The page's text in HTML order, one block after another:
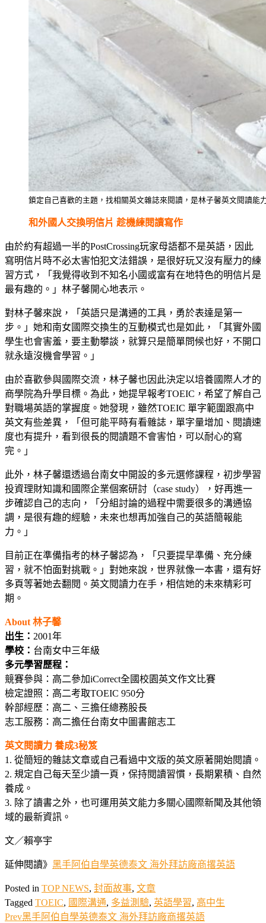
鎖定自己喜歡的主題，找相關英文雜誌來閱讀，是林子馨英文閱讀能
和外國人交換明信片 趁機練閱讀寫作
由於約有超過一半的PostCrossing玩家母語都不是英語，因此
寫明信片時不必太害怕犯文法錯誤，是很好玩又沒有壓力的練
習方式，「我覺得收到不知名小國或富有在地特色的明信片是
最有趣的。」林子馨開心地表示。
對林子馨來說，「英語只是溝通的工具，勇於表達是第一
步。」她和南女國際交換生的互動模式也是如此，「其實外國
學生也會害羞，要主動攀談，就算只是簡單問候也好，不開口
就永遠沒機會學習。」
由於喜歡參與國際交流，林子馨也因此決定以培養國際人才的
商學院為升學目標。為此，她提早報考TOEIC，希望了解自己
對職場英語的掌握度。她發現，雖然TOEIC 單字範圍跟高中
英文有些差異，「但可能平時有看雜誌，單字量增加、閱讀速
度也有提升，看到很長的閱讀題不會害怕，可以耐心的寫
完。」
此外，林子馨還透過台南女中開設的多元選修課程，初步學習
投資理財知識和國際企業個案研討（case study），好再進一
步確認自己的志向，「分組討論的過程中需要很多的溝通協
調，是很有趣的經驗，未來也想再加強自己的英語簡報能
力。」
目前正在準備指考的林子馨認為，「只要提早準備、充分練
習，就不怕面對挑戰。」對她來說，世界就像一本書，還有好
多頁等著她去翻閱。英文閱讀力在手，相信她的未來精彩可
期。
About 林子馨
出生： 2001年
學校： 台南女中三年級
多元學習歷程：
競賽參與：高二參加iCorrect全國校園英文作文比賽
檢定證照：高二考取TOEIC 950分
幹部經歷：高二、三擔任總務股長
志工服務：高二擔任台南女中圖書館志工
英文閱讀力 養成3秘笈
1. 從簡短的雜誌文章或自己看過中文版的英文原著開始閱讀。
2. 規定自己每天至少讀一頁，保持閱讀習慣，長期累積、自然
養成。
3. 除了讀書之外，也可運用英文能力多關心國際新聞及其他領
域的最新資訊。
文／賴亭宇
延伸閱讀》 黑手阿伯自學英德泰文 海外拜訪廠商撂英語
Posted in TOP NEWS, 封面故事, 文章
Tagged TOEIC, 國際溝通, 多益測驗, 英語學習, 高中生
Prev黑手阿伯自學英德泰文 海外拜訪廠商撂英語